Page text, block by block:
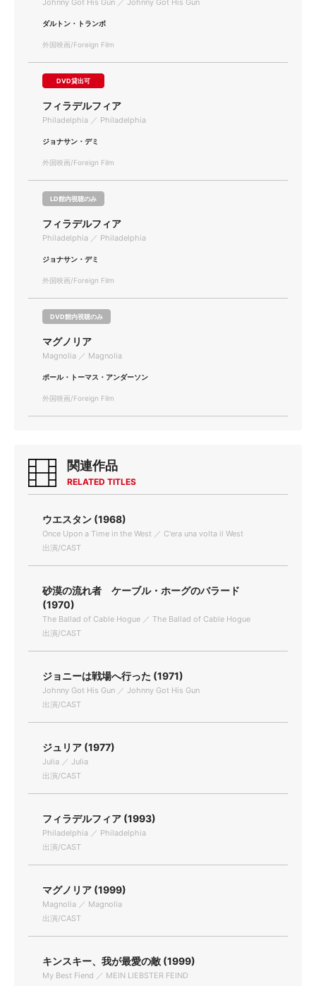
Johnny Got His Gun ／ Johnny Got His Gun
ダルトン・トランボ
外国映画/Foreign Film
DVD貸出可
フィラデルフィア
Philadelphia ／ Philadelphia
ジョナサン・デミ
外国映画/Foreign Film
LD館内視聴のみ
フィラデルフィア
Philadelphia ／ Philadelphia
ジョナサン・デミ
外国映画/Foreign Film
DVD館内視聴のみ
マグノリア
Magnolia ／ Magnolia
ポール・トーマス・アンダーソン
外国映画/Foreign Film
関連作品
RELATED TITLES
ウエスタン (1968)
Once Upon a Time in the West ／ C'era una volta il West
出演/CAST
砂漠の流れ者 ケーブル・ホーグのバラード
(1970)
The Ballad of Cable Hogue ／ The Ballad of Cable Hogue
出演/CAST
ジョニーは戦場へ行った (1971)
Johnny Got His Gun ／ Johnny Got His Gun
出演/CAST
ジュリア (1977)
Julia ／ Julia
出演/CAST
フィラデルフィア (1993)
Philadelphia ／ Philadelphia
出演/CAST
マグノリア (1999)
Magnolia ／ Magnolia
出演/CAST
キンスキー、我が最愛の敵 (1999)
My Best Fiend ／ MEIN LIEBSTER FEIND